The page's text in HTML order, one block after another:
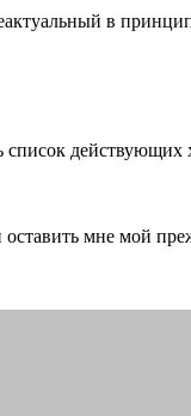
в
список
мне мой